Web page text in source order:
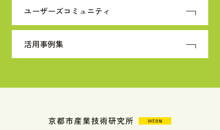
ユーザーズコミュニティ
活用事例集